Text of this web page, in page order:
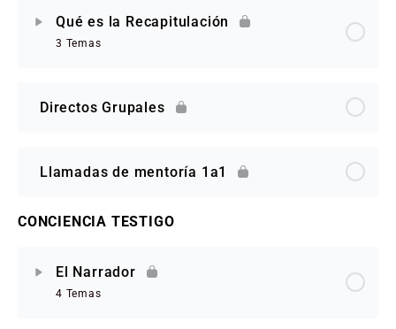
Qué es la Recapitulación
3 Temas
Directos Grupales
Llamadas de mentoría 1a1
CONCIENCIA TESTIGO
El Narrador
4 Temas